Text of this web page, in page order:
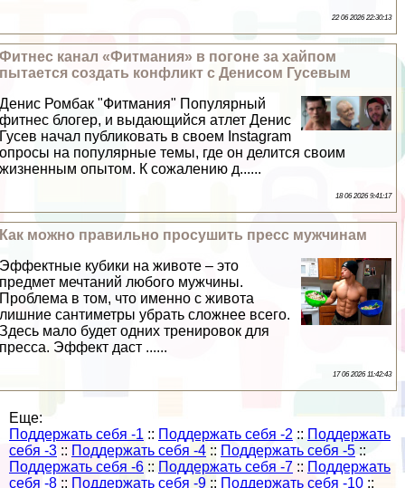
22 06 2026 22:30:13
Фитнес канал «Фитмания» в погоне за хайпом
пытается создать конфликт с Денисом Гусевым
Денис Ромбак "Фитмания" Популярный
фитнес блогер, и выдающийся атлет Денис
Гусев начал публиковать в своем Instagram
опросы на популярные темы, где он делится своим
жизненным опытом. К сожалению д......
18 06 2026 9:41:17
Как можно правильно просушить пресс мужчинам
Эффектные кубики на животе – это
предмет мечтаний любого мужчины.
Проблема в том, что именно с живота
лишние сантиметры убрать сложнее всего.
Здесь мало будет одних тренировок для
пресса. Эффект даст ......
17 06 2026 11:42:43
Еще:
Поддержать себя -1 :: Поддержать себя -2 :: Поддержать
себя -3 :: Поддержать себя -4 :: Поддержать себя -5 ::
Поддержать себя -6 :: Поддержать себя -7 :: Поддержать
себя -8 :: Поддержать себя -9 :: Поддержать себя -10 ::